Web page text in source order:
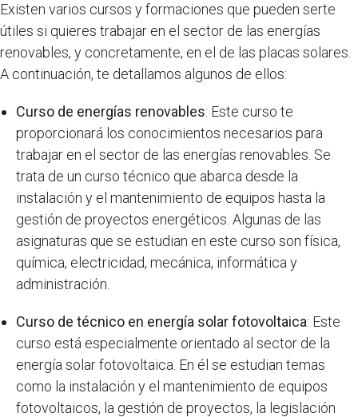
Existen varios cursos y formaciones que pueden serte
útiles si quieres trabajar en el sector de las energías
renovables, y concretamente, en el de las placas solares.
A continuación, te detallamos algunos de ellos:
Curso de energías renovables: Este curso te
proporcionará los conocimientos necesarios para
trabajar en el sector de las energías renovables. Se
trata de un curso técnico que abarca desde la
instalación y el mantenimiento de equipos hasta la
gestión de proyectos energéticos. Algunas de las
asignaturas que se estudian en este curso son física,
química, electricidad, mecánica, informática y
administración.
Curso de técnico en energía solar fotovoltaica: Este
curso está especialmente orientado al sector de la
energía solar fotovoltaica. En él se estudian temas
como la instalación y el mantenimiento de equipos
fotovoltaicos, la gestión de proyectos, la legislación